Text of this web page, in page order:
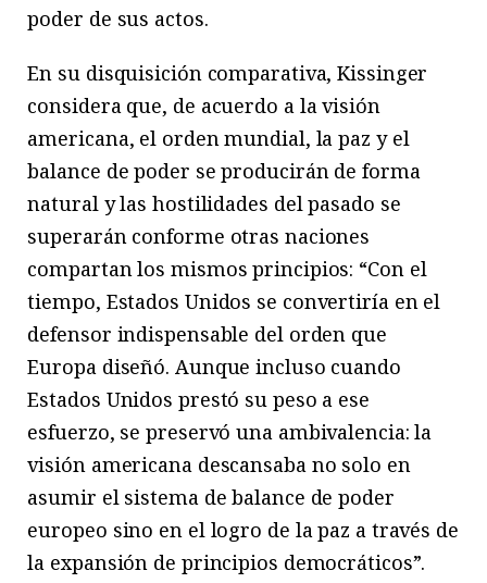
poder de sus actos.
En su disquisición comparativa, Kissinger
considera que, de acuerdo a la visión
americana, el orden mundial, la paz y el
balance de poder se producirán de forma
natural y las hostilidades del pasado se
superarán conforme otras naciones
compartan los mismos principios: “Con el
tiempo, Estados Unidos se convertiría en el
defensor indispensable del orden que
Europa diseñó. Aunque incluso cuando
Estados Unidos prestó su peso a ese
esfuerzo, se preservó una ambivalencia: la
visión americana descansaba no solo en
asumir el sistema de balance de poder
europeo sino en el logro de la paz a través de
la expansión de principios democráticos”.